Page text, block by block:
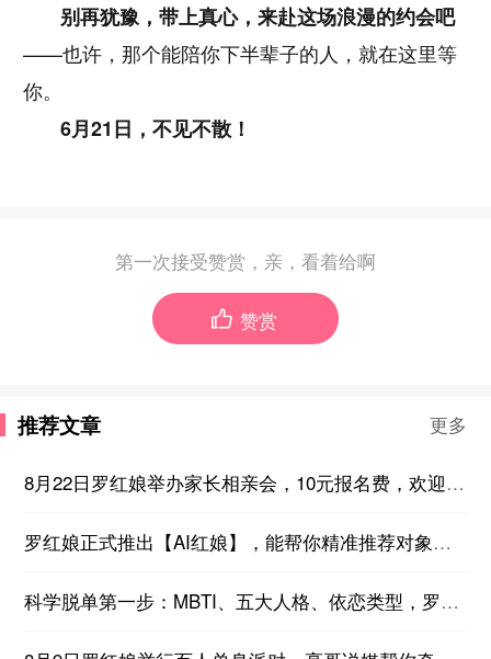
别再犹豫，带上真心，来赴这场浪漫的约会吧
——也许，那个能陪你下半辈子的人，就在这里等
你。
6月21日，不见不散！
第一次接受赞赏，亲，看着给啊
 赞赏
推荐文章 更多
8月22日罗红娘举办家长相亲会，10元报名费，欢迎想帮子女找对象的家长们参加~
罗红娘正式推出【AI红娘】，能帮你精准推荐对象，24小时在线答疑，不厌其烦教你如何脱单！
科学脱单第一步：MBTI、五大人格、依恋类型，罗红娘推出免费性格测评！